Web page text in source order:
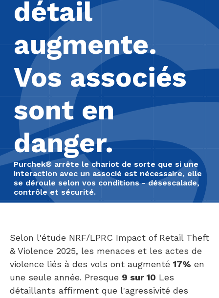
détail
augmente.
Vos associés
sont en
danger.
Purchek® arrête le chariot de sorte que si une
interaction avec un associé est nécessaire, elle
se déroule selon vos conditions - désescalade,
contrôle et sécurité.
Selon l'étude NRF/LPRC Impact of Retail Theft
& Violence 2025, les menaces et les actes de
violence liés à des vols ont augmenté 17% en
une seule année. Presque 9 sur 10 Les
détaillants affirment que l'agressivité des